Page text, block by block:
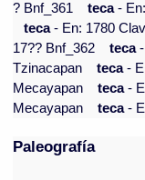
? Bnf_361
teca-
teca- En: 1780
17?? Bnf_362
teca
Tzinacapan
teca-
Mecayapan
teca-
Mecayapan
teca-
Paleografía